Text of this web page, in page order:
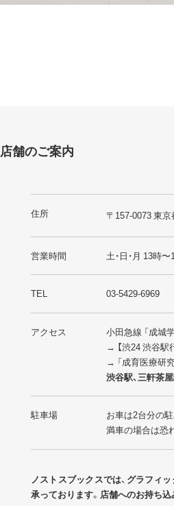
舗のご案内
住所 〒157-0073 東
営業時間 土・日・月 13時
TEL 03-5429-6969
アクセス
小田急線 「成城
→ 【渋24 渋谷駅
→ 「成育医療研
渋谷駅、三軒茶
駐車場
お車は2台分の
満車の場合は恐
ノストスブックスでは、グラフィ
承っております。店舗へのお持ち込